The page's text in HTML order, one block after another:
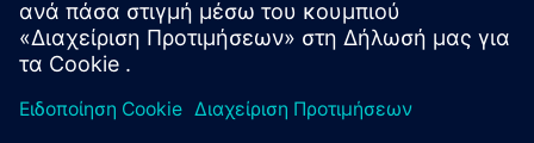
εφαρμογών λογισμικού και συχνές ερωτήσεις